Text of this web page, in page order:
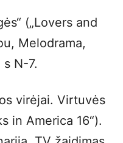
(„Lovers and
Melodrama,
N-7.
virėjai. Virtuvės
in America 16“).